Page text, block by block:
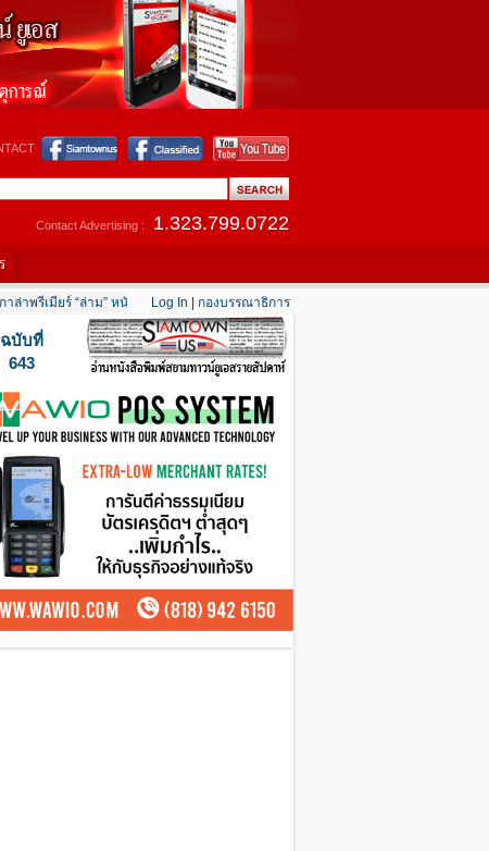
Contact Advertising : 1.323.799.0722
าล่าพรีเมียร์ “ล่าม” หนังสะท้อนชีวิต “คนไทยในอเมริกา”
Log In กองบรรณาธิการ
ฉบับที่
643